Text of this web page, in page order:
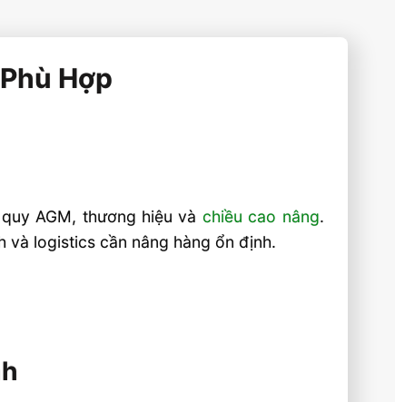
Hợp
AGM, thương hiệu và chiều cao nâng.
và logistics cần nâng hàng ổn định.